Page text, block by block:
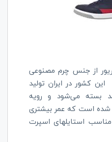
از جنس چرم مصنوعی
کشور در ایران تولید
بسته می‌شود و رویه
است که عمر بیشتری
استایلهای اسپرت